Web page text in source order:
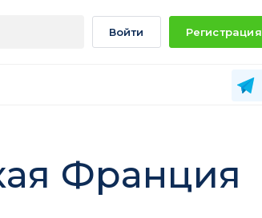
Войти Регистрация
Франция